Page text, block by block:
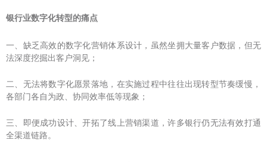
银行业数字化转型的痛点
一、 缺乏高效的数字化营销体系设计，虽然坐拥大量客户数据，但无
法深度挖掘出客户洞见；
二、无法将数字化愿景落地，在实施过程中往往出现转型节奏缓慢，
各部门各自为政、协同效率低等现象；
三、即便成功设计、开拓了线上营销渠道，许多银行仍无法有效打通
全渠道链路。